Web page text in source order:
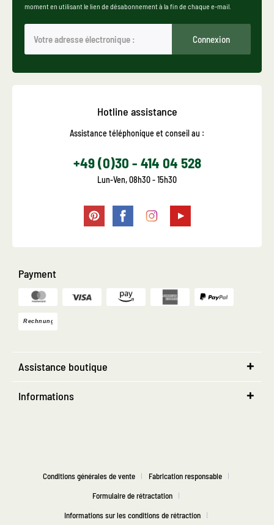
moment en utilisant le lien de désabonnement à la fin de chaque e-mail.
Connexion
Hotline assistance
Assistance téléphonique et conseil au :
+49 (0)30 - 414 04 528
Lun-Ven, 08h30 - 15h30
Payment
Assistance boutique
Informations
Conditions générales de vente
Fabrication responsable
Formulaire de rétractation
Informations sur les conditions de rétraction